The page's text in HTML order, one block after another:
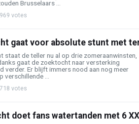
Brusselaars ...
votes
gaat voor absolute stunt met
staat de teller nu al op drie zomeraanwinsten,
gaat de zoektocht naar versterking
verder. Er blijft immers nood aan nog meer
...
votes
doet fans watertanden met 6